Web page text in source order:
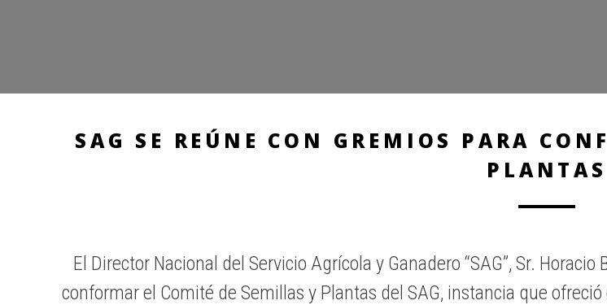
SAG SE REÚNE CON GREMIOS PARA
PLANTAS
El Director Nacional del Servicio Agrícola y Ganadero “SAG”, Sr.
conformar el Comité de Semillas y Plantas del SAG, instancia que